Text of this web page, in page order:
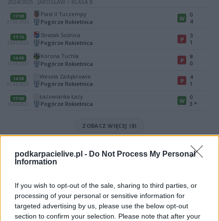
podkarpacielive.pl - Do Not Process My Personal
Information
If you wish to opt-out of the sale, sharing to third parties, or
processing of your personal or sensitive information for
targeted advertising by us, please use the below opt-out
section to confirm your selection. Please note that after your
2024/2025 · JAROSŁAW > KLASA B
17:00
07.06.2025
Piast II Tuczempy
Pogórze Rokietnica
W
0
4
17:15
25.05.2025
Strażak Sośnica
Pogórze Rokietnica
P
3
1
14:00
11.05.2025
Korona Tuchla
Pogórze Rokietnica
P
8
0
14:00
01.05.2025
Wesoła Zadąbrowie
Pogórze Rokietnica
P
4
1
17:00
26.04.2025
Łazowianka Łazy
Pogórze Rokietnica
W
0
3 *
ZOBACZ WIĘCEJ (8)
Spotkanie pomiędzyŁęg Łowce i Pogórze Rokietnicarozegrane
Na stronie PodkarpacieLive.pl znajdziesz
wynik meczu, strzelców
bramek, kartki, składy, statystyki i informacje o przebiegu
spotkania. To kompletne źródło danych dla kibiców i pasjonatów
lokalnej piłki nożnej. Jeżeli aktualnie nie widzisz tutaj danych z pewnością
pracujemy nad tym żeby je uzupełnić.